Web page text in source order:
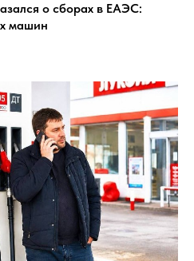
о сборах в ЕАЭС:
машин